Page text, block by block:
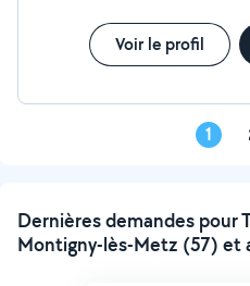
Voir le profil
1
Dernières demandes pour
Montigny-lès-Metz (57) et